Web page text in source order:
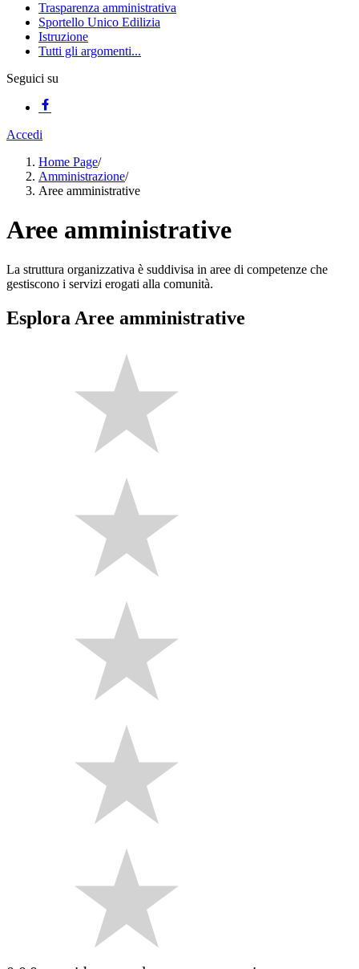
Trasparenza amministrativa
Sportello Unico Edilizia
Istruzione
Tutti gli argomenti...
Seguici su
Accedi
Home Page/
Amministrazione/
Aree amministrative
Aree amministrative
La struttura organizzativa è suddivisa in aree di competenze che
gestiscono i servizi erogati alla comunità.
Esplora Aree amministrative